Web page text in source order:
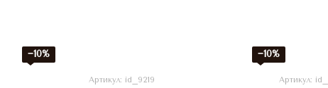
−10%
Артикул: id_9219
−10%
Артикул: